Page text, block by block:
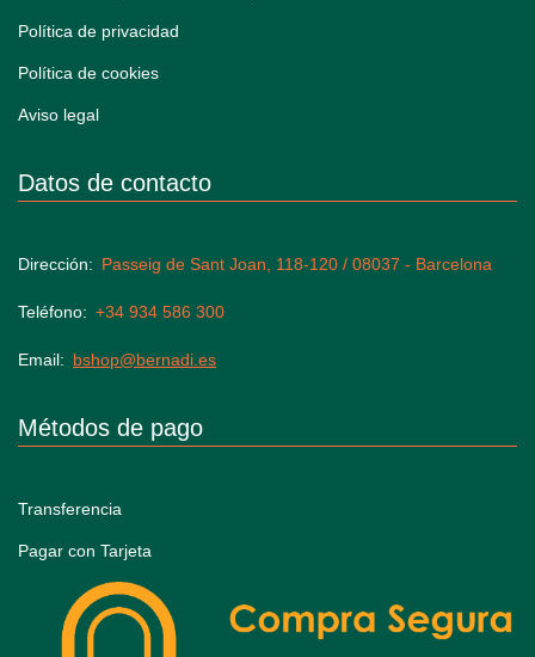
Política de privacidad
Política de cookies
Aviso legal
Datos de contacto
Dirección Passeig de Sant Joan, 118-120 / 08037 - Barcelona
Teléfono +34 934 586 300
Email bshop@bernadi.es
Métodos de pago
Transferencia
Pagar con Tarjeta